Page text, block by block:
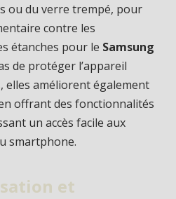
ou du verre trempé, pour
contre les
étanches pour le Samsung
de protéger l’appareil
elles améliorent également
offrant des fonctionnalités
un accès facile aux
smartphone.
et